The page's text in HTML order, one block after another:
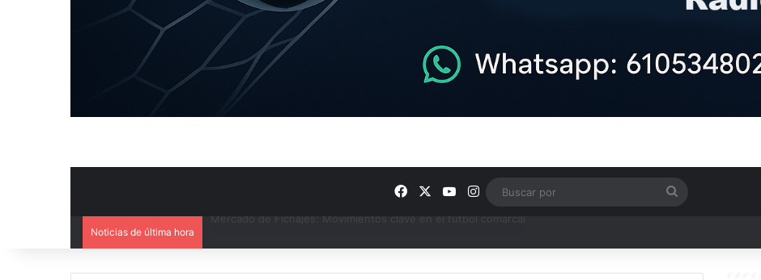
FacebookYouTube
Instagram
Noticias de última hora